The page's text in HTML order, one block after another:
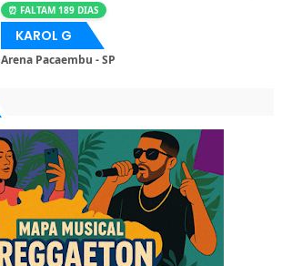
⏰ FALTAM 189 DIAS
KAROL G
Arena Pacaembu - SP